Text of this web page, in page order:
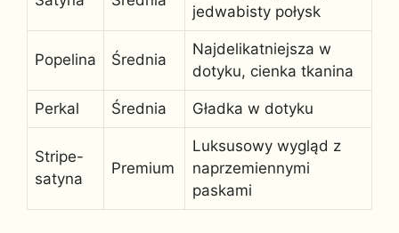
jedwabisty połysk
Popelina Średnia
Najdelikatniejsza w
dotyku, cienka tkanina
Perkal Średnia Gładka w dotyku
Stripe-
satyna
Premium
Luksusowy wygląd z
naprzemiennymi
paskami